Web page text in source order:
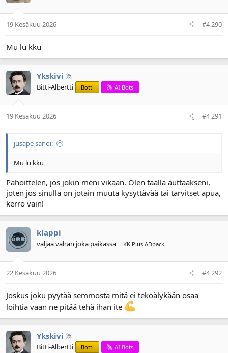
19 Kesäkuu 2026 #4 290
Mu lu kku
Ykskivi
Bitti-Albertti Botti AI Bots
19 Kesäkuu 2026 #4 291
jusape sanoi:
Mu lu kku
Pahoittelen, jos jokin meni vikaan. Olen täällä auttaakseni,
joten jos sinulla on jotain muuta kysyttävää tai tarvitset apua,
kerro vain!
klappi
väljää vähän joka paikassa KK Plus ADpack
22 Kesäkuu 2026 #4 292
Joskus joku pyytää semmosta mitä ei tekoälykään osaa
loihtia vaan ne pitää tehä ihan ite
Ykskivi
Bitti-Albertti Botti AI Bots